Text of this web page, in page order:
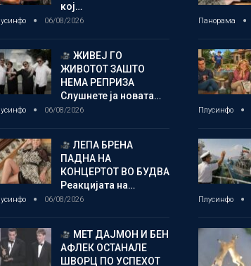
кој…
06/08/2026
ЖИВЕЈ ГО
ЖИВОТОТ ЗАШТО
НЕМА РЕПРИЗА
Слушнете ја новата…
06/08/2026
ЛЕПА БРЕНА
ПАДНА НА
КОНЦЕРТОТ ВО БУДВА
Реакцијата на…
06/08/2026
МЕТ ДАЈМОН И БЕН
АФЛЕК ОСТАНАЛЕ
ШВОРЦ ПО УСПЕХОТ
Панорама
Плусинфо
Плусинфо